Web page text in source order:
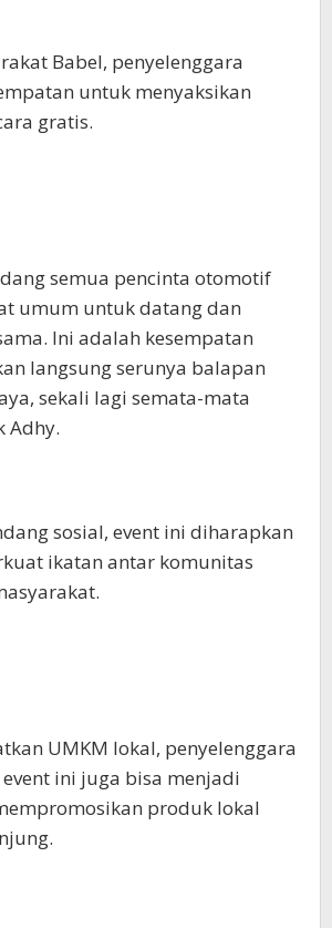
Babel, penyelenggara
untuk menyaksikan
gratis.
semua pencinta otomotif
umum untuk datang dan
Ini adalah kesempatan
langsung serunya balapan
sekali lagi semata-mata
Adhy.
sosial, event ini diharapkan
ikatan antar komunitas
UMKM lokal, penyelenggara
ini juga bisa menjadi
produk lokal